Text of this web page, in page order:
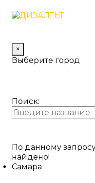
×
Выберите город
Поиск:
По данному
найдено!
Самара